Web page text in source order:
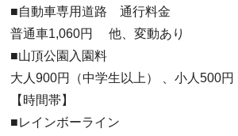
■自動車専用道路 通行料金
普通車1,060円 他、変動あり
■山頂公園入園料
大人900円（中学生以上） 、小人500円
【時間帯】
■レインボーライン